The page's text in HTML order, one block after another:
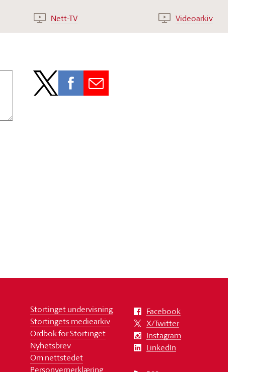
Nett-TV Videoarkiv
Stortinget undervisning
Stortingets mediearkiv
Ordbok for Stortinget
Nyhetsbrev
Om nettstedet
Personvernerklæring
Facebook
X/Twitter
Instagram
LinkedIn